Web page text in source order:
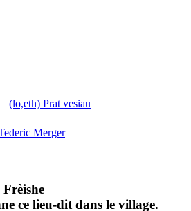
(lo,eth) Prat vesiau
Merger
ce lieu-dit dans le village.